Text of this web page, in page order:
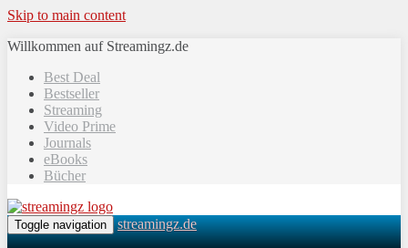
Skip to main content
Willkommen auf Streamingz.de
Best Deal
Bestseller
Streaming
Video Prime
Journals
eBooks
Bücher
Toggle navigation streamingz.de